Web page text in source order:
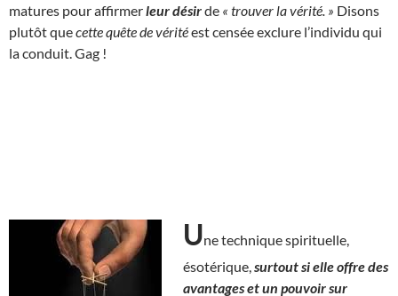
matures pour affirmerleur désirde « trouver la vérité. » Disons
plutôt quecette quête de véritéest censée exclure l’individu qui
la conduit. Gag !
Une technique spirituelle,
ésotérique, surtout si elle offre des
avantages et un pouvoir sur